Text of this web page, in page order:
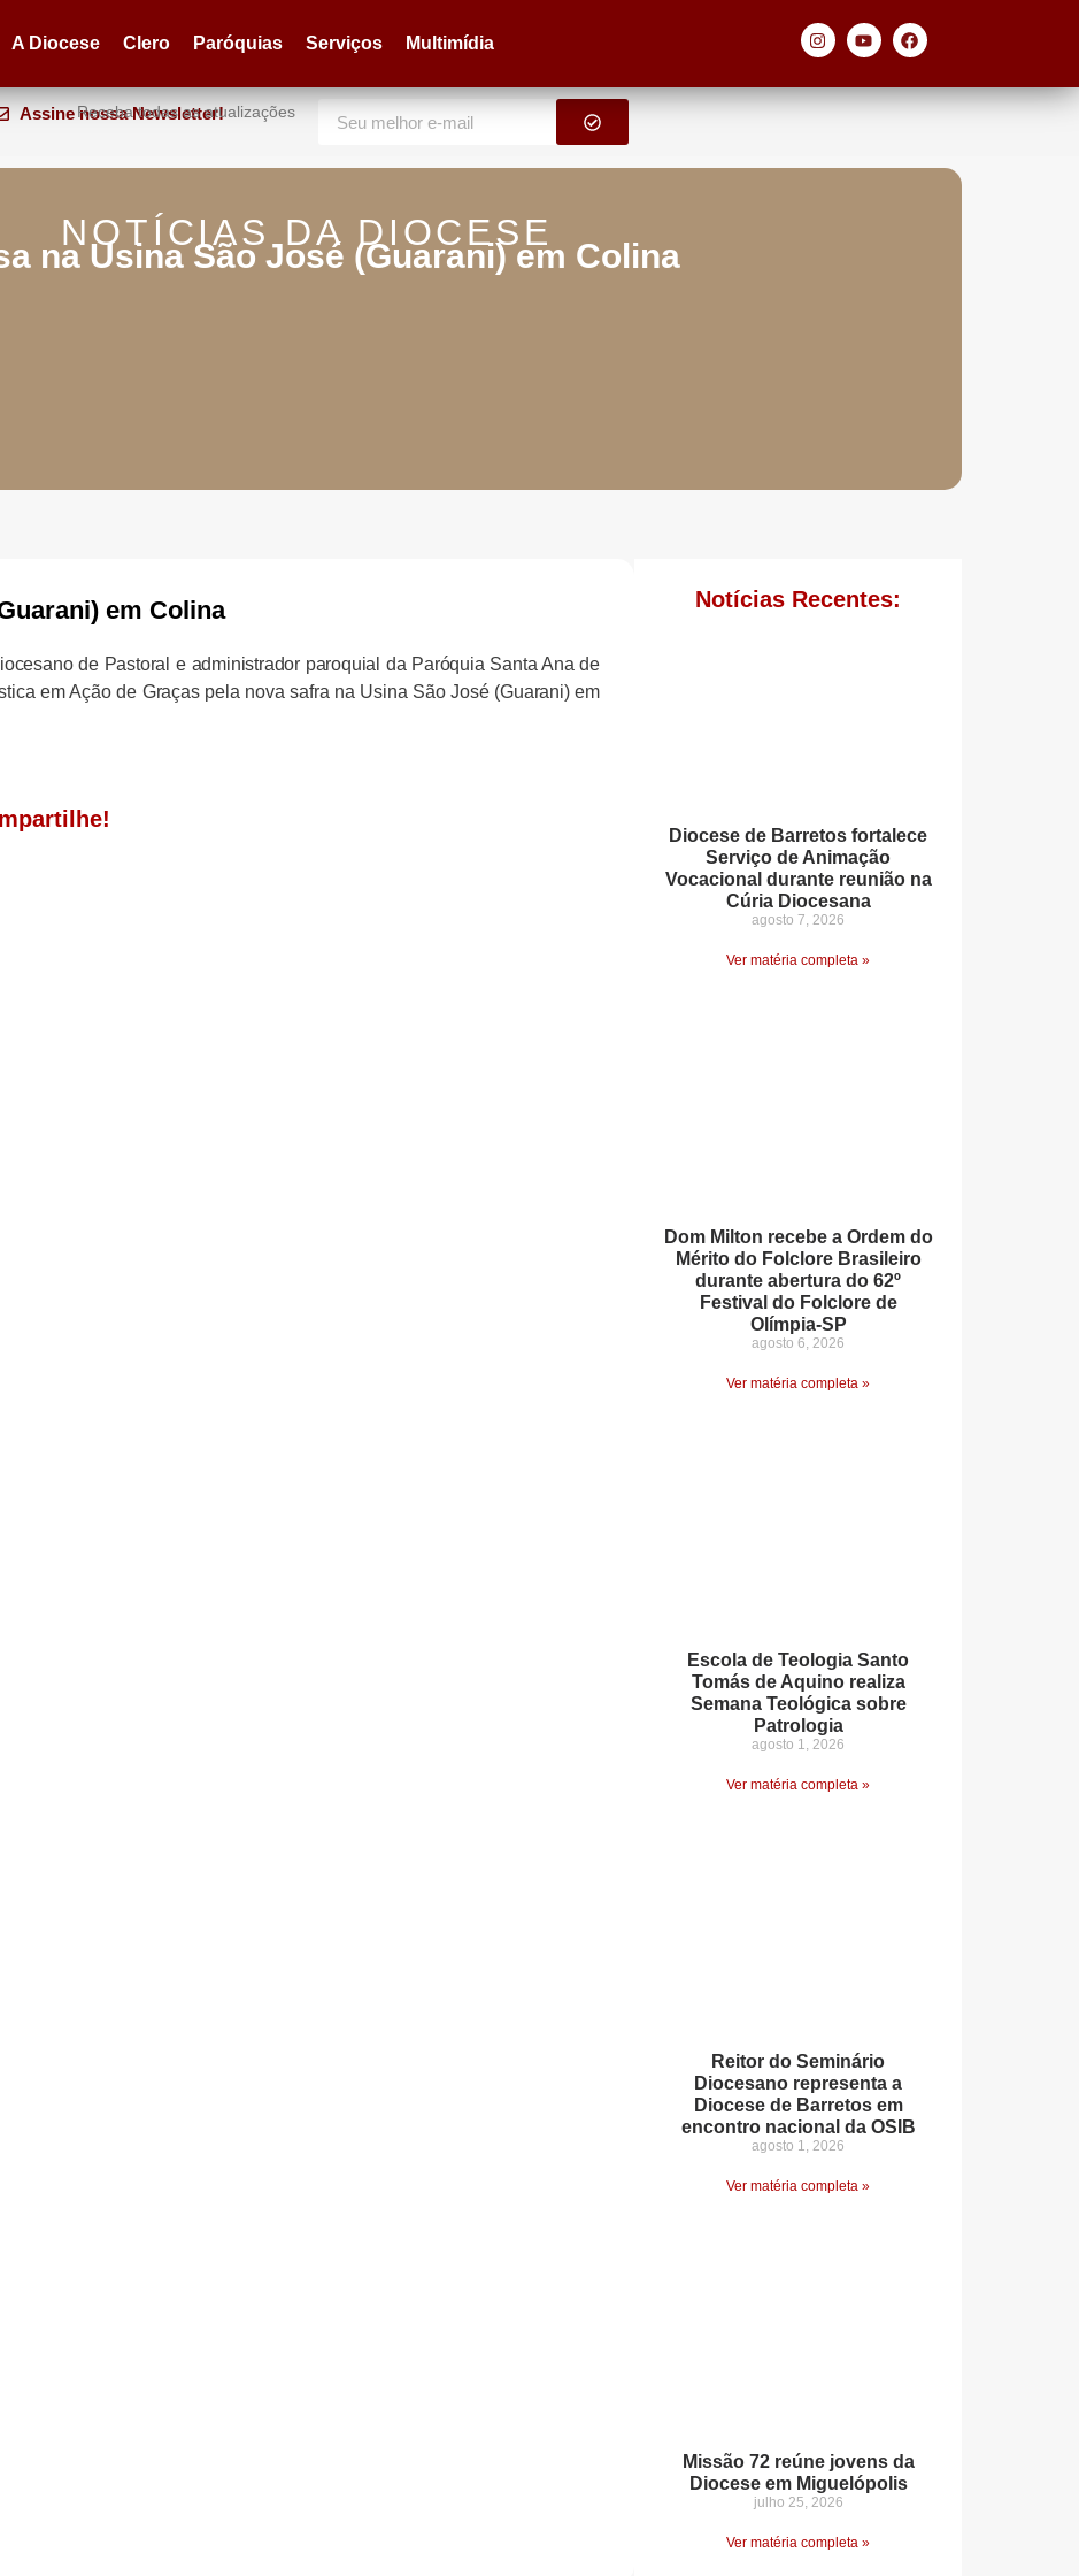
A Diocese Clero Paróquias Serviços Multimídia
Assine nossa Newsletter!
Receba todas as atualizações
NOTÍCIAS DA DIOCESE
na Usina São José (Guarani) em Colina
em Colina
de Pastoral e administrador paroquial da Paróquia Santa Ana de
em Ação de Graças pela nova safra na Usina São José (Guarani) em
Notícias Recentes:
Diocese de Barretos fortalece
Serviço de Animação
Vocacional durante reunião na
Cúria Diocesana
agosto 7, 2026
Ver matéria completa »
Dom Milton recebe a Ordem do
Mérito do Folclore Brasileiro
durante abertura do 62º
Festival do Folclore de
Olímpia-SP
agosto 6, 2026
Ver matéria completa »
Escola de Teologia Santo
Tomás de Aquino realiza
Semana Teológica sobre
Patrologia
agosto 1, 2026
Ver matéria completa »
Reitor do Seminário
Diocesano representa a
Diocese de Barretos em
encontro nacional da OSIB
agosto 1, 2026
Ver matéria completa »
Missão 72 reúne jovens da
Diocese em Miguelópolis
julho 25, 2026
Ver matéria completa »